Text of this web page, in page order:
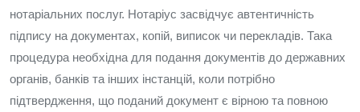
нотаріальних послуг. Нотаріус засвідчує автентичність
підпису на документах, копій, виписок чи перекладів. Така
процедура необхідна для подання документів до державних
органів, банків та інших інстанцій, коли потрібно
підтвердження, що поданий документ є вірною та повною